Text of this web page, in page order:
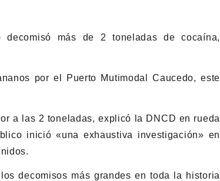
más de 2 toneladas de cocaína,
por el Puerto Mutimodal Caucedo, este
a las 2 toneladas, explicó la DNCD en rueda
inició «una exhaustiva investigación» en
decomisos más grandes en toda la historia